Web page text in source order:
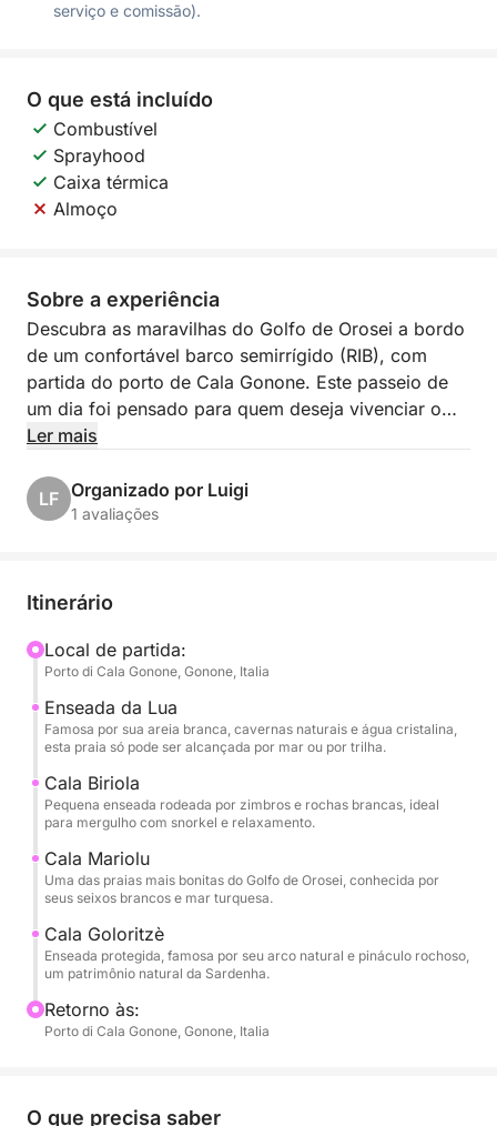
serviço e comissão).
O que está incluído
Combustível
Sprayhood
Caixa térmica
Almoço
Sobre a experiência
Descubra as maravilhas do Golfo de Orosei a bordo
de um confortável barco semirrígido (RIB), com
partida do porto de Cala Gonone. Este passeio de
um dia foi pensado para quem deseja vivenciar o
mar da Sardenha de forma autêntica, em meio a
de tirar o fôlego. Você navegará ao longo de uma
das costas mais espetaculares do Mediterrâneo,
O passeio parte do porto de Cala Gonone e
Orosei até chegar a Cala Luna, famosa por sua
extensa praia dourada e grutas naturais com vista
para o mar. A navegação continua até Cala Biriola,
uma pequena pérola rodeada por rochas brancas e
zimbros, ideal para relaxar e praticar snorkeling.
Durante o dia, você também visitará Cala Mariolu,
conhecida por seu mar turquesa e seixos brancos
característicos, considerada uma das praias mais
bonitas da Sardenha. A última parada do passeio
será Cala Goloritzè, um monumento natural famoso
cristalinas. Durante o passeio, você poderá admirar
grutas marinhas, falésias calcárias e recantos
intocados acessíveis apenas por mar.
Ler mais
LF Organizado por Luigi
1 avaliações
Itinerário
Local de partida:
Porto di Cala Gonone, Gonone, Italia
Enseada da Lua
Famosa por sua areia branca, cavernas naturais e água cristalina,
esta praia só pode ser alcançada por mar ou por trilha.
Cala Biriola
Pequena enseada rodeada por zimbros e rochas brancas, ideal
para mergulho com snorkel e relaxamento.
Cala Mariolu
Uma das praias mais bonitas do Golfo de Orosei, conhecida por
seus seixos brancos e mar turquesa.
Cala Goloritzè
Enseada protegida, famosa por seu arco natural e pináculo rochoso,
um patrimônio natural da Sardenha.
Retorno às:
Porto di Cala Gonone, Gonone, Italia
O que precisa saber